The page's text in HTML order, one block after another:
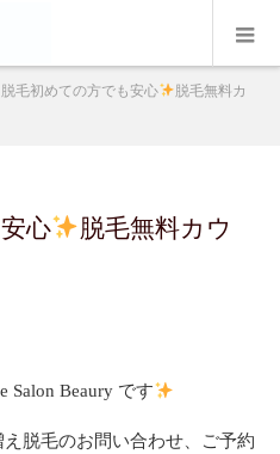
脱毛初めての方でも安心
脱毛無料カ
心
脱毛無料カウ
Beaury です
脱毛のお問い合わせ、ご予約